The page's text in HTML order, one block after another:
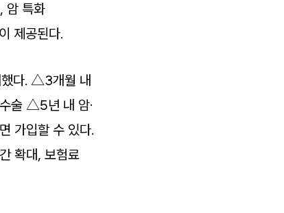
암 특화
제공된다.
했다. △3개월 내
수술 △5년 내 암·
가입할 수 있다.
확대, 보험료